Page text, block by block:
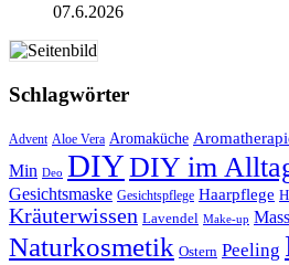
07.6.2026
Schlagwörter
Advent Aloe Vera Aromaküche
Min Deo DIYDIY im
Gesichtsmaske Gesichtspflege Haarpflege
Kräuterwissen Lavendel Make-up
Naturkosmetik Ostern Peeling